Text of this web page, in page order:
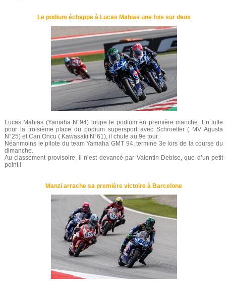
Le podium échappe à Lucas Mahias une fois sur deux
Lucas Mahias (Yamaha N°94) loupe le podium en première manche. En lutte
pour la troisième place du podium supersport avec Schroetter ( MV Agusta
N°25) et Can Oncu ( Kawasaki N°61), il chute au 9e tour.
Néanmoins le pilote du team Yamaha GMT 94, termine 3e lors de la course du
dimanche.
Au classement provisoire, il n’est devancé par Valentin Debise, que d’un petit
point !
Manzi arrache sa première victoire à Barcelone